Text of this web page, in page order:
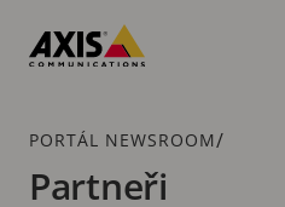
k hlavnímu
obsahu
Drobečková
PORTÁL NEWSROOM/
Partneři